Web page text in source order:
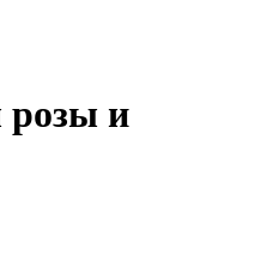
розы и